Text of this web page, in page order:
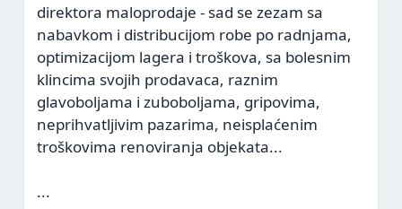
direktora maloprodaje - sad se zezam sa
nabavkom i distribucijom robe po radnjama,
optimizacijom lagera i troškova, sa bolesnim
klincima svojih prodavaca, raznim
glavoboljama i zuboboljama, gripovima,
neprihvatljivim pazarima, neisplaćenim
troškovima renoviranja objekata...
...